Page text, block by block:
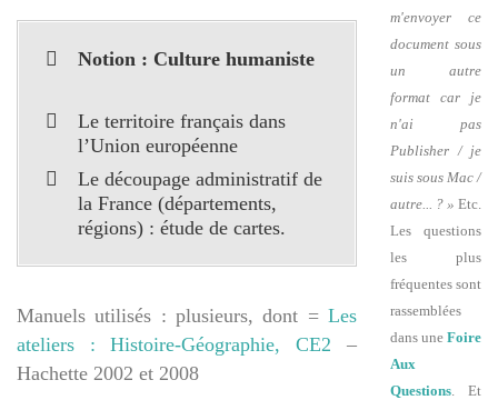
Notion : Culture humaniste
Le territoire français dans
l’Union européenne
Le découpage administratif de
la France (départements,
régions) : étude de cartes.
Manuels utilisés : plusieurs, dont = Les
ateliers : Histoire-Géographie, CE2 –
Hachette 2002 et 2008
m'envoyer ce
document sous
un autre
format car je
n'ai pas
Publisher / je
suis sous Mac /
autre... ? » Etc.
Les questions
les plus
fréquentes sont
rassemblées
dans une Foire
Aux
Questions . Et